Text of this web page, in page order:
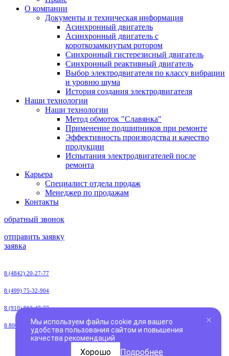
Мы используем файлы cookie для вашего
удобства пользования сайтом и повышения
качества рекомендаций
Хорошо Подробнее
О компании
Документы и техническая информация
Асинхронный двигатель
Асинхронный двигатель с
короткозамкнутым ротором
Синхронный гистерезисный двигатель
Синхронный реактивный двигатель
Выбор электродвигателя по классу вибрации
и уровню шума
История создания электродвигателя
Наши технологии
Наши технологии
Метод обмоток "Славянка"
Применение подшипников при ремонте
Эффективность производства и качество
продукции
Испытания электродвигателей после
ремонта
Карьера
Специалист отдела продаж
Менеджер по продажам
Контакты
обратный звонок
отправить заявку
заявка
8 (4842) 20-27-77
8 (499) 75-32-904
8 (910) 913-47-77
8 800-250-39-77